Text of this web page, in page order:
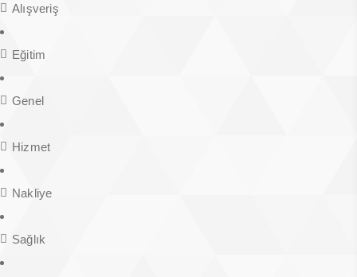
Alışveriş
Eğitim
Genel
Hizmet
Nakliye
Sağlık